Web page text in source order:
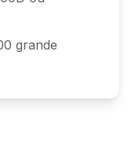
grande